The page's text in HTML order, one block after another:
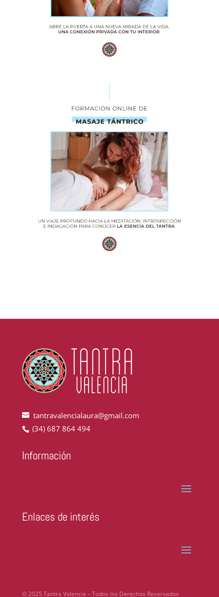
tantravalencialaura@gmail.com
(34) 687 864 494
Información
Enlaces de interés
© 2025 Tantra Valencia – Todos los Derechos Reservados